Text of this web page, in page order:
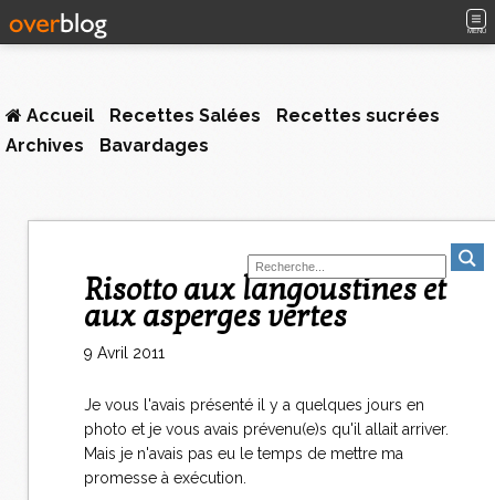
MENU
Accueil Recettes Salées
Recettes sucrées
Archives
Bavardages
Risotto aux langoustines et
aux asperges vertes
9 Avril 2011
Je vous l'avais présenté il y a quelques jours en
photo et je vous avais prévenu(e)s qu'il allait arriver.
Mais je n'avais pas eu le temps de mettre ma
promesse à exécution.